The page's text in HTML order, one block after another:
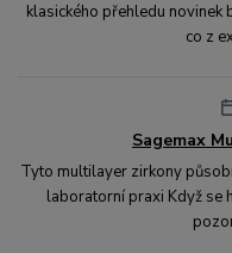
klasického přehledu
co z
Sagemax
Tyto multilayer zirkony
laboratorní praxi Když se